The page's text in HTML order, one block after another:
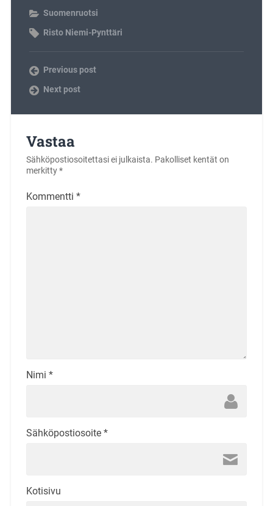
Suomenruotsi
Risto Niemi-Pynttäri
Previous post
Next post
Vastaa
Sähköpostiosoitettasi ei julkaista. Pakolliset kentät on
merkitty*
Kommentti *
Nimi *
Sähköpostiosoite *
Kotisivu